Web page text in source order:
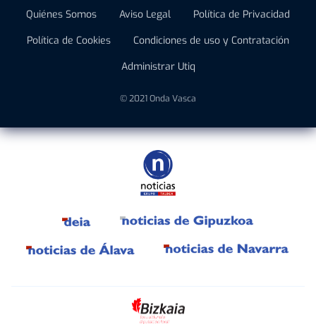
Quiénes Somos Aviso Legal
Política de Privacidad
Política de Cookies
Condiciones de uso y Contratación
Administrar Utiq
© 2021 Onda Vasca